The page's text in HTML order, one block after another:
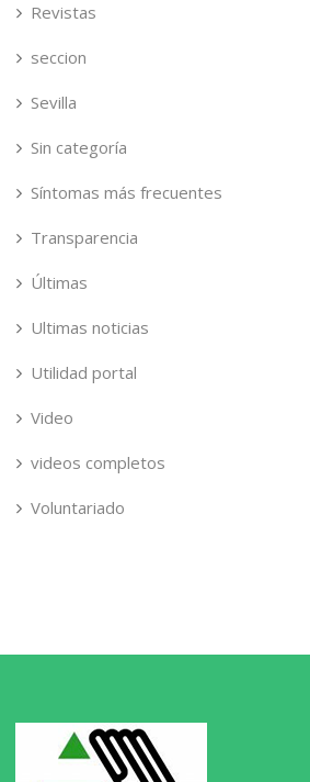
Revistas
seccion
Sevilla
Sin categoría
Síntomas más frecuentes
Transparencia
Últimas
Ultimas noticias
Utilidad portal
Video
videos completos
Voluntariado